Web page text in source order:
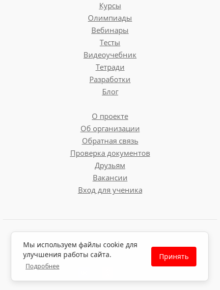
Курсы
Олимпиады
Вебинары
Тесты
Видеоучебник
Тетради
Разработки
Блог
О проекте
Об организации
Обратная связь
Проверка документов
Друзьям
Вакансии
Вход для ученика
Политика обработки персональных данных
Политика использования файлов cookie
Мы используем файлы cookie для
улучшения работы сайта.
Подробнее
Принять